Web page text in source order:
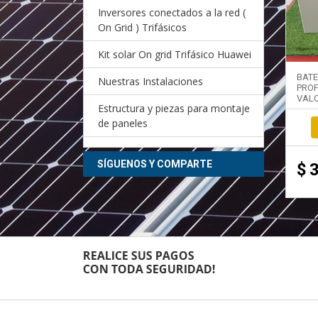
$
Inversores conectados a la red (
On Grid ) Trifásicos
Kit solar On grid Trifásico Huawei
Nuestras Instalaciones
Estructura y piezas para montaje
de paneles
SÍGUENOS Y COMPARTE